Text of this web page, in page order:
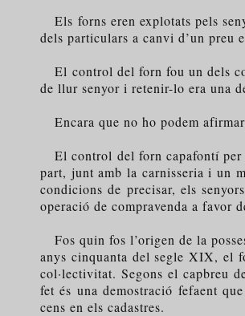
Els forns eren explotats pels
dels particulars a canvi d’un preu
El control del forn fou un dels
de llur senyor i retenir-lo era una
Encara que no ho podem
El control del forn capafontí per
part, junt amb la carnisseria i un
condicions de precisar, els
operació de compravenda a favor
Fos quin fos l’origen de la
anys cinquanta del segle XIX, el
col·lectivitat. Segons el capbreu
fet és una demostració fefaent
cens en els cadastres.